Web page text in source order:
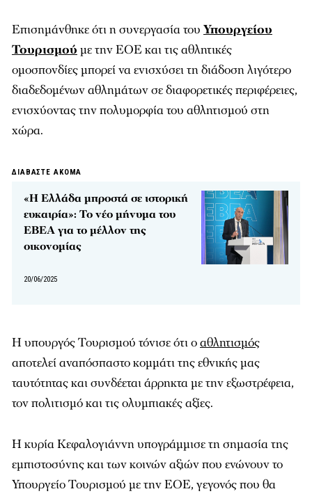
Επισημάνθηκε ότι η συνεργασία του Υπουργείου
Τουρισμού με την ΕΟΕ και τις αθλητικές
ομοσπονδίες μπορεί να ενισχύσει τη διάδοση λιγότερο
διαδεδομένων αθλημάτων σε διαφορετικές περιφέρειες,
ενισχύοντας την πολυμορφία του αθλητισμού στη
χώρα.
ΔΙΑΒΑΣΤΕ ΑΚΟΜΑ
«Η Ελλάδα μπροστά σε ιστορική
ευκαιρία»: Το νέο μήνυμα του
ΕΒΕΑ για το μέλλον της
οικονομίας
20/06/2025
Η υπουργός Τουρισμού τόνισε ότι οαθλητισμός
αποτελεί αναπόσπαστο κομμάτι της εθνικής μας
ταυτότητας και συνδέεται άρρηκτα με την εξωστρέφεια,
τον πολιτισμό και τις ολυμπιακές αξίες.
Η κυρία Κεφαλογιάννη υπογράμμισε τη σημασία της
εμπιστοσύνης και των κοινών αξιών που ενώνουν το
Υπουργείο Τουρισμού με την ΕΟΕ, γεγονός που θα